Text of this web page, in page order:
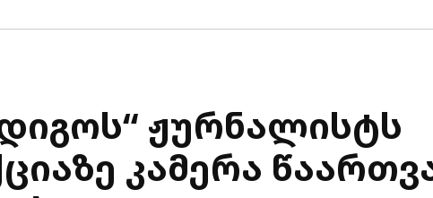
ჟურნალისტს
კამერა